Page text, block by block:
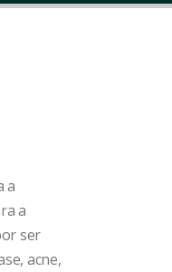
a
a
ser
acne,